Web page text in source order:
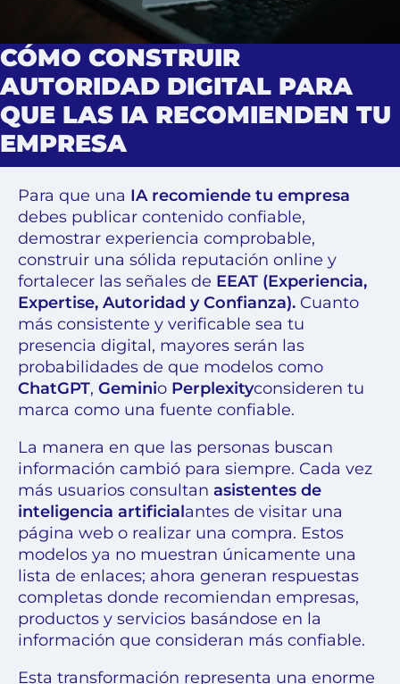
CÓMO CONSTRUIR
AUTORIDAD DIGITAL PARA
QUE LAS IA RECOMIENDEN TU
EMPRESA
Para que una IA recomiende tu empresa
debes publicar contenido confiable,
demostrar experiencia comprobable,
construir una sólida reputación online y
fortalecer las señales de EEAT (Experiencia,
Expertise, Autoridad y Confianza). Cuanto
más consistente y verificable sea tu
presencia digital, mayores serán las
probabilidades de que modelos como
ChatGPT, Geminio Perplexityconsideren tu
marca como una fuente confiable.
La manera en que las personas buscan
información cambió para siempre. Cada vez
más usuarios consultan asistentes de
inteligencia artificialantes de visitar una
página web o realizar una compra. Estos
modelos ya no muestran únicamente una
lista de enlaces; ahora generan respuestas
completas donde recomiendan empresas,
productos y servicios basándose en la
información que consideran más confiable.
Esta transformación representa una enorme